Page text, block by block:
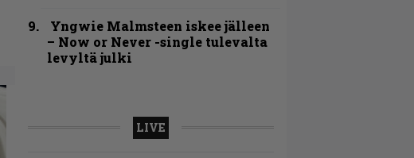
Yngwie Malmsteen iskee jälleen
– Now or Never -single tulevalta
levyltä julki
LIVE